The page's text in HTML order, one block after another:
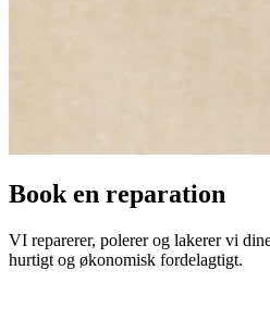
Book en reparation
VI reparerer, polerer og lakerer vi
hurtigt og økonomisk fordelagtigt.